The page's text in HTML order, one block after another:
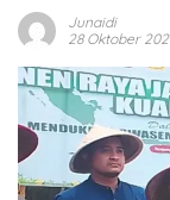
Junaidi
28 Oktober